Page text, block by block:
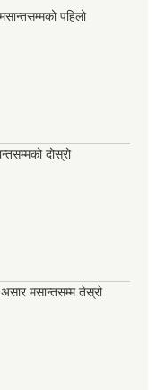
पहिलो
दोस्रो
मसान्तसम्म तेस्रो